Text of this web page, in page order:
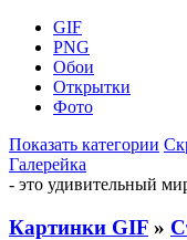
GIF
PNG
Обои
Открытки
Фото
Показать категории
Галерейка
- это удивительный
Картинки GIF »